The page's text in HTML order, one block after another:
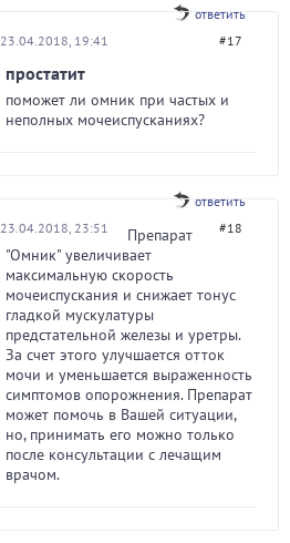
ответить
23.04.2018, 19:41 #17
простатит
поможет ли омник при частых и
неполных мочеиспусканиях?
ответить
23.04.2018, 23:51 #18
Препарат
"Омник" увеличивает
максимальную скорость
мочеиспускания и снижает тонус
гладкой мускулатуры
предстательной железы и уретры.
За счет этого улучшается отток
мочи и уменьшается выраженность
симптомов опорожнения. Препарат
может помочь в Вашей ситуации,
но, принимать его можно только
после консультации с лечащим
врачом.